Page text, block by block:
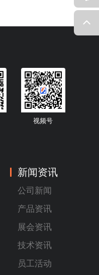
视频号
新闻资讯
公司新闻
产品资讯
展会资讯
技术资讯
员工活动